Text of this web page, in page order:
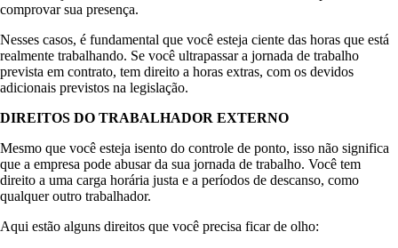
comprovar sua presença.
Nesses casos, é fundamental que você esteja ciente das horas que está
realmente trabalhando. Se você ultrapassar a jornada de trabalho
prevista em contrato, tem direito a horas extras, com os devidos
adicionais previstos na legislação.
DIREITOS DO TRABALHADOR EXTERNO
Mesmo que você esteja isento do controle de ponto, isso não significa
que a empresa pode abusar da sua jornada de trabalho. Você tem
direito a uma carga horária justa e a períodos de descanso, como
qualquer outro trabalhador.
Aqui estão alguns direitos que você precisa ficar de olho: